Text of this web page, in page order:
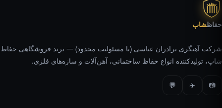
حفاظشاپ
شرکت آهنگری برادران عباسی (با مسئولیت محدود) — برند فروشگاهی حفاظ
شاپ، تولیدکننده انواع حفاظ ساختمانی، آهن‌آلات و سازه‌های فلزی.
📷
✈️
💬